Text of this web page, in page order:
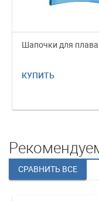
Шапочки для
КУПИТЬ